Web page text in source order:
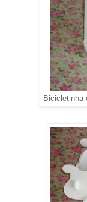
Bicicletinha